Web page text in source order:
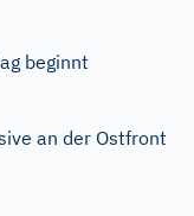
beginnt
an der Ostfront